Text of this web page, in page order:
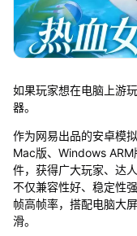
如果玩家想在电脑上游
器。
作为网易出品的安卓模
Mac版、Windows
件，获得广大玩家、达
不仅兼容性好、稳定性
帧高帧率，搭配电脑大
滑。